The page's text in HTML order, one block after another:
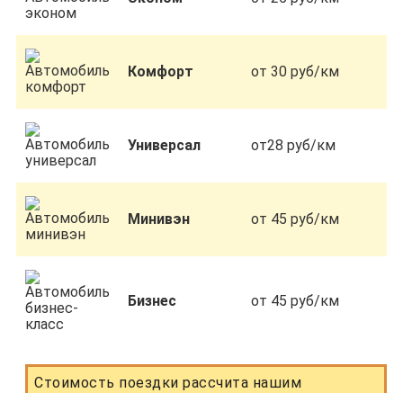
Комфорт от 30 руб/км
Универсал от28 руб/км
Минивэн от 45 руб/км
Бизнес от 45 руб/км
Стоимость поездки рассчита нашим